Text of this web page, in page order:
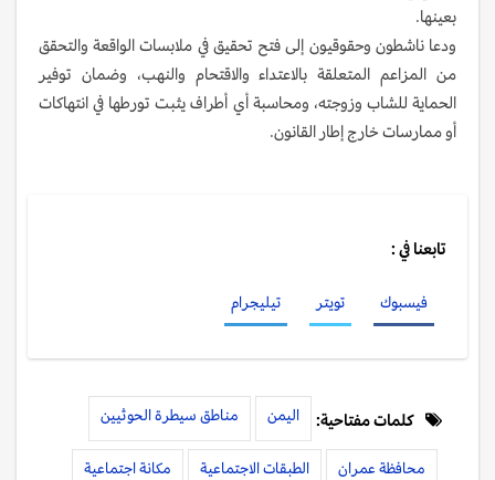
بعينها.
ودعا ناشطون وحقوقيون إلى فتح تحقيق في ملابسات الواقعة والتحقق
من المزاعم المتعلقة بالاعتداء والاقتحام والنهب، وضمان توفير
الحماية للشاب وزوجته، ومحاسبة أي أطراف يثبت تورطها في انتهاكات
أو ممارسات خارج إطار القانون.
تابعنا في :
فيسبوك تويتر تيليجرام
كلمات مفتاحية: اليمن مناطق سيطرة الحوثيين
محافظة عمران الطبقات الاجتماعية مكانة اجتماعية